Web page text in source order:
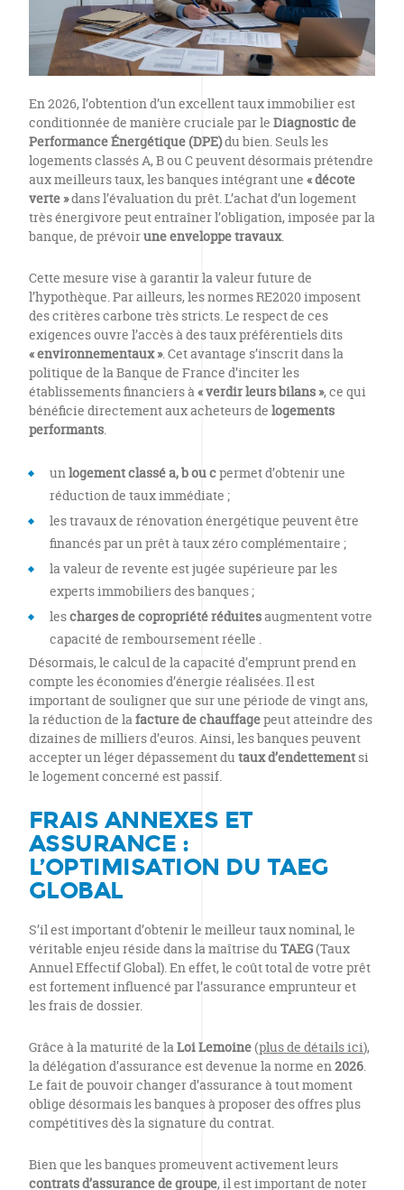
En 2026, l’obtention d’un excellent taux immobilier est
conditionnée de manière cruciale par le Diagnostic de
Performance Énergétique (DPE)du bien. Seuls les
logements classés A, B ou C peuvent désormais prétendre
aux meilleurs taux, les banques intégrant une « décote
verte »dans l’évaluation du prêt. L’achat d’un logement
très énergivore peut entraîner l’obligation, imposée par la
banque, de prévoirune enveloppe travaux.
Cette mesure vise à garantir la valeur future de
l’hypothèque. Par ailleurs, les normes RE2020 imposent
des critères carbone très stricts. Le respect de ces
exigences ouvre l’accès à des taux préférentiels dits
« environnementaux ». Cet avantage s’inscrit dans la
politique de la Banque de France d’inciter les
établissements financiers à« verdir leurs bilans », ce qui
bénéficie directement aux acheteurs de logements
performants.
unlogement classé a, b ou cpermet d’obtenir une
réduction de taux immédiate ;
les travaux de rénovation énergétique peuvent être
financés par un prêt à taux zéro complémentaire ;
la valeur de revente est jugée supérieure par les
experts immobiliers des banques ;
lescharges de copropriété réduitesaugmentent votre
capacité de remboursement réelle .
Désormais, le calcul de la capacité d’emprunt prend en
compte les économies d’énergie réalisées. Il est
important de souligner que sur une période de vingt ans,
la réduction de lafacture de chauffagepeut atteindre des
dizaines de milliers d’euros. Ainsi, les banques peuvent
accepter un léger dépassement du taux d’endettement si
le logement concerné est passif.
FRAIS ANNEXES ET
ASSURANCE :
L’OPTIMISATION DU TAEG
GLOBAL
S’il est important d’obtenir le meilleur taux nominal, le
véritable enjeu réside dans la maîtrise du TAEG(Taux
Annuel Effectif Global). En effet, le coût total de votre prêt
est fortement influencé par l’assurance emprunteur et
les frais de dossier.
Grâce à la maturité de laLoi Lemoine(plus de détails ici),
la délégation d’assurance est devenue la norme en2026.
Le fait de pouvoir changer d’assurance à tout moment
oblige désormais les banques à proposer des offres plus
compétitives dès la signature du contrat.
Bien que les banques promeuvent activement leurs
contrats d’assurance de groupe, il est important de noter